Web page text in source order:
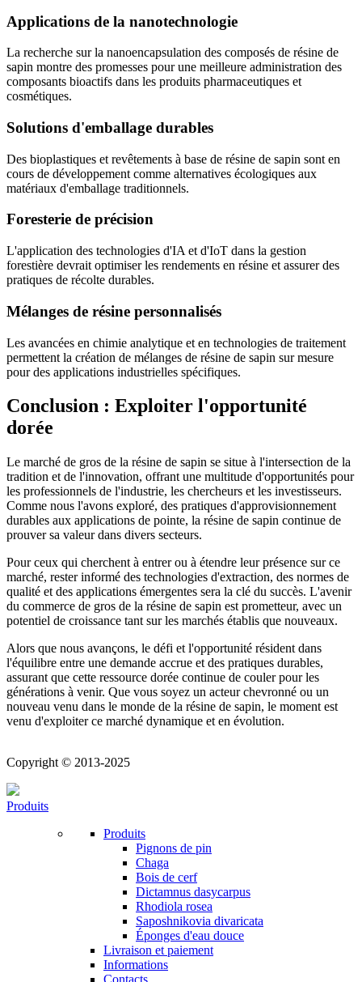
Applications de la nanotechnologie
La recherche sur la nanoencapsulation des composés de résine de
sapin montre des promesses pour une meilleure administration des
composants bioactifs dans les produits pharmaceutiques et
cosmétiques.
Solutions d'emballage durables
Des bioplastiques et revêtements à base de résine de sapin sont en
cours de développement comme alternatives écologiques aux
matériaux d'emballage traditionnels.
Foresterie de précision
L'application des technologies d'IA et d'IoT dans la gestion
forestière devrait optimiser les rendements en résine et assurer des
pratiques de récolte durables.
Mélanges de résine personnalisés
Les avancées en chimie analytique et en technologies de traitement
permettent la création de mélanges de résine de sapin sur mesure
pour des applications industrielles spécifiques.
Conclusion : Exploiter l'opportunité
dorée
Le marché de gros de la résine de sapin se situe à l'intersection de la
tradition et de l'innovation, offrant une multitude d'opportunités pour
les professionnels de l'industrie, les chercheurs et les investisseurs.
Comme nous l'avons exploré, des pratiques d'approvisionnement
durables aux applications de pointe, la résine de sapin continue de
prouver sa valeur dans divers secteurs.
Pour ceux qui cherchent à entrer ou à étendre leur présence sur ce
marché, rester informé des technologies d'extraction, des normes de
qualité et des applications émergentes sera la clé du succès. L'avenir
du commerce de gros de la résine de sapin est prometteur, avec un
potentiel de croissance tant sur les marchés établis que nouveaux.
Alors que nous avançons, le défi et l'opportunité résident dans
l'équilibre entre une demande accrue et des pratiques durables,
assurant que cette ressource dorée continue de couler pour les
générations à venir. Que vous soyez un acteur chevronné ou un
nouveau venu dans le monde de la résine de sapin, le moment est
venu d'exploiter ce marché dynamique et en évolution.
Copyright © 2013-2025
Produits
Produits
Pignons de pin
Chaga
Bois de cerf
Dictamnus dasycarpus
Rhodiola rosea
Saposhnikovia divaricata
Éponges d'eau douce
Livraison et paiement
Informations